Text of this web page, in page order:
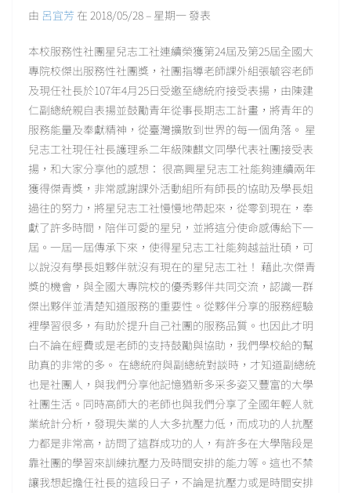
由 呂宜芳 在 2018/05/28 – 星期一 發表
本校服務性社團星兒志工社連續榮獲第24屆及第25屆全國大
專院校傑出服務性社團獎，社團指導老師課外組張毓容老師
及現任社長於107年4月25日受邀至總統府接受表揚，由陳建
仁副總統親自表揚並鼓勵青年從事長期志工計畫，將青年的
服務能量及奉獻精神，從臺灣擴散到世界的每一個角落。 星
兒志工社現任社長護理系二年級陳麒文同學代表社團接受表
揚，和大家分享他的感想： 很高興星兒志工社能夠連續兩年
獲得傑青獎，非常感謝課外活動組所有師長的協助及學長姐
過往的努力，將星兒志工社慢慢地帶起來，從零到現在，奉
獻了許多時間，陪伴可愛的星兒，並將這分使命感傳給下一
屆。一屆一屆傳承下來，使得星兒志工社能夠越益壯碩，可
以說沒有學長姐夥伴就沒有現在的星兒志工社！ 藉此次傑青
獎的機會，與全國大專院校的優秀夥伴共同交流，認識一群
傑出夥伴並清楚知道服務的重要性。從夥伴分享的服務經驗
裡學習很多，有助於提升自己社團的服務品質。也因此才明
白不論在經費或是老師的支持鼓勵與協助，我們學校給的幫
助真的非常的多。 在總統府與副總統對談時，才知道副總統
也是社團人，與我們分享他記憶猶新多采多姿又豐富的大學
社團生活。同時高師大的老師也與我們分享了全國年輕人就
業統計分析，發現失業的人大多抗壓力低，而成功的人抗壓
力都是非常高，訪問了這群成功的人，有許多在大學階段是
靠社團的學習來訓練抗壓力及時間安排的能力等。這也不禁
讓我想起擔任社長的這段日子，不論是抗壓力或是時間安排